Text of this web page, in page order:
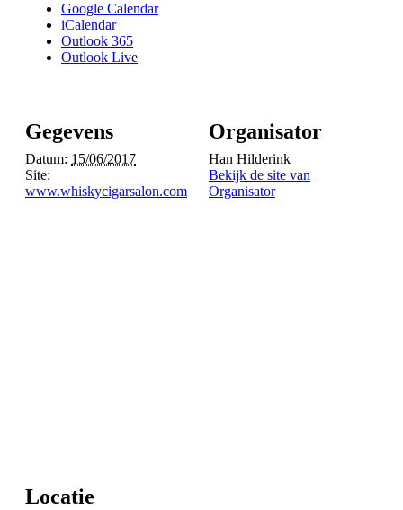
Google Calendar
iCalendar
Outlook 365
Outlook Live
Gegevens
Datum: 15/06/2017
Site:
www.whiskycigarsalon.com
Organisator
Han Hilderink
Bekijk de site van
Organisator
Locatie